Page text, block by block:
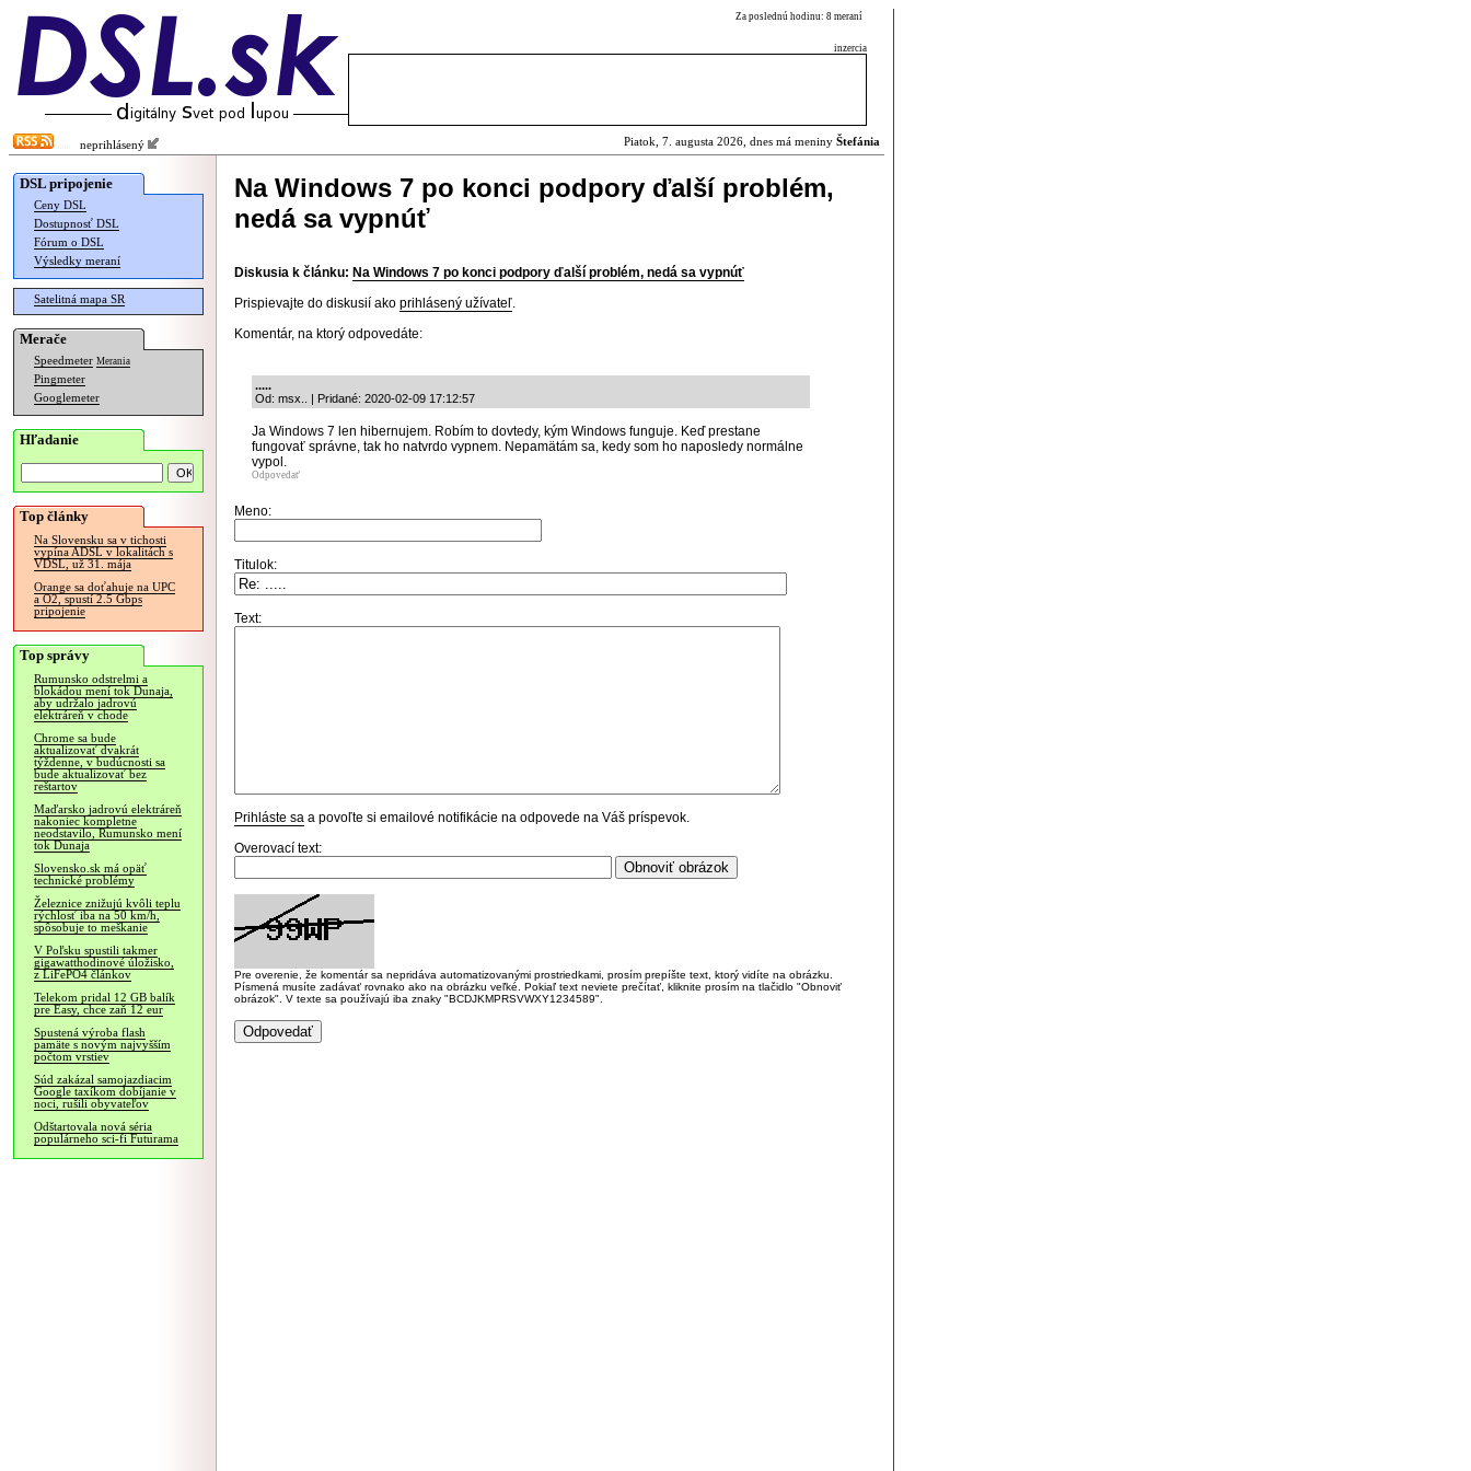
Za poslednú hodinu: 8 meraní
inzercia
neprihlásený Piatok, 7. augusta 2026, dnes má meniny Štefánia
DSL pripojenie
Ceny DSL
Dostupnosť DSL
Fórum o DSL
Výsledky meraní
Satelitná mapa SR
Merače
Speedmeter Merania
Pingmeter
Googlemeter
Hľadanie
Top články
Na Slovensku sa v tichosti
vypína ADSL v lokalitách s
VDSL, už 31. mája
Orange sa doťahuje na UPC
a O2, spustí 2.5 Gbps
pripojenie
Top správy
Rumunsko odstrelmi a
blokádou mení tok Dunaja,
aby udržalo jadrovú
elektráreň v chode
Chrome sa bude
aktualizovať dvakrát
týždenne, v budúcnosti sa
bude aktualizovať bez
reštartov
Maďarsko jadrovú elektráreň
nakoniec kompletne
neodstavilo, Rumunsko mení
tok Dunaja
Slovensko.sk má opäť
technické problémy
Železnice znižujú kvôli teplu
rýchlosť iba na 50 km/h,
spôsobuje to meškanie
V Poľsku spustili takmer
gigawatthodinové úložisko,
z LiFePO4 článkov
Telekom pridal 12 GB balík
pre Easy, chce zaň 12 eur
Spustená výroba flash
pamäte s novým najvyšším
počtom vrstiev
Súd zakázal samojazdiacim
Google taxíkom dobíjanie v
noci, rušili obyvateľov
Odštartovala nová séria
populárneho sci-fi Futurama
Na Windows 7 po konci podpory ďalší problém,
nedá sa vypnúť
Diskusia k článku: Na Windows 7 po konci podpory ďalší problém, nedá sa vypnúť
Prispievajte do diskusií ako prihlásený užívateľ.
Komentár, na ktorý odpovedáte:
.....
Od: msx.. | Pridané: 2020-02-09 17:12:57
Ja Windows 7 len hibernujem. Robím to dovtedy, kým Windows funguje. Keď prestane
fungovať správne, tak ho natvrdo vypnem. Nepamätám sa, kedy som ho naposledy normálne
vypol.
Odpovedať
Meno:
Titulok:
Text:
Prihláste sa a povoľte si emailové notifikácie na odpovede na Váš príspevok.
Overovací text:
Pre overenie, že komentár sa nepridáva automatizovanými prostriedkami, prosím prepíšte text, ktorý vidíte na obrázku.
Písmená musíte zadávať rovnako ako na obrázku veľké. Pokiaľ text neviete prečítať, kliknite prosím na tlačidlo "Obnoviť
obrázok". V texte sa používajú iba znaky "BCDJKMPRSVWXY1234589".